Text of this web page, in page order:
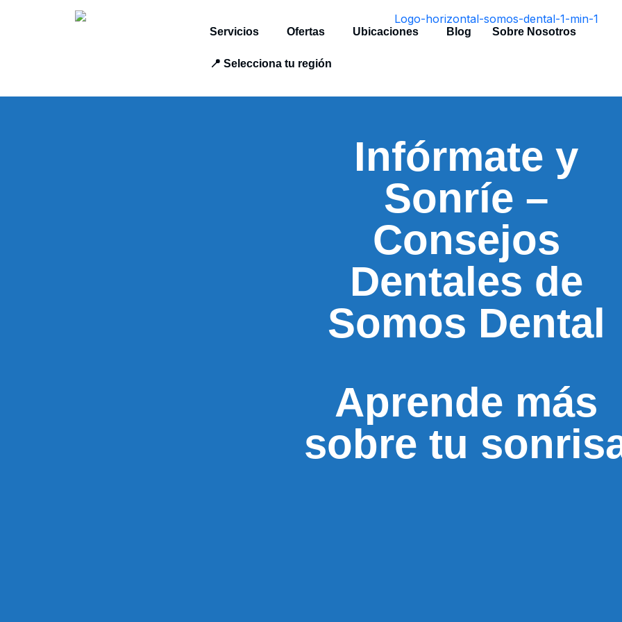
Servicios Ofertas Ubicaciones Blog Sobre Nosotros
📍 Selecciona tu región
Infórmate y
Sonríe –
Consejos
Dentales de
Somos Dental
Aprende más
sobre tu